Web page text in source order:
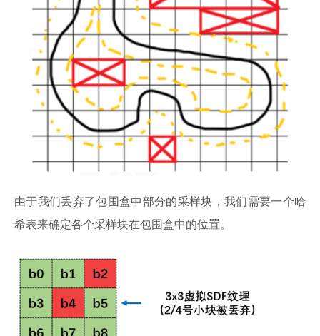
由于我们丢弃了包围盒中部分的采样块，我们需要一个哈
希表来确定各个采样块在包围盒中的位置。